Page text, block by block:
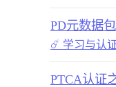
PD元数据
☄️ 学习与认
PTCA认证